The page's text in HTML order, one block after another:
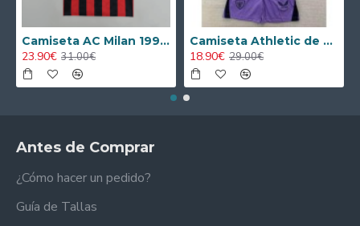
Camiseta AC Milan 1995/1996 Local Retro
23.90€ 31.00€
Camiseta Athletic de Bilbao 2024/2025 Alternativo Niño Kit
18.90€ 29.00€
Antes de Comprar
¿Cómo hacer un pedido?
Guía de Tallas